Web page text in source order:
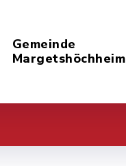
Gemeinde
Margetshöchheim